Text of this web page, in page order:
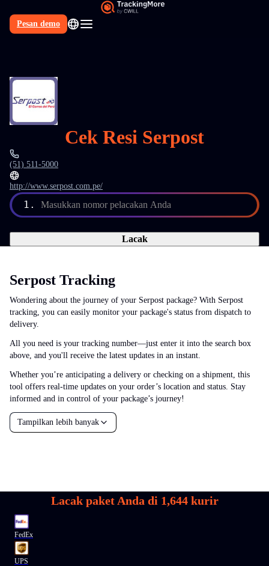
Pesan demo
Cek Resi Serpost
(51) 511-5000
http://www.serpost.com.pe/
1. Masukkan nomor pelacakan Anda
Lacak
Serpost Tracking
Wondering about the journey of your Serpost package? With Serpost
tracking, you can easily monitor your package's status from dispatch to
delivery.
All you need is your tracking number—just enter it into the search box
above, and you'll receive the latest updates in an instant.
Whether you’re anticipating a delivery or checking on a shipment, this
tool offers real-time updates on your order’s location and status. Stay
informed and in control of your package’s journey!
Tampilkan lebih banyak
Lacak paket Anda di 1,644kurir
FedEx
UPS